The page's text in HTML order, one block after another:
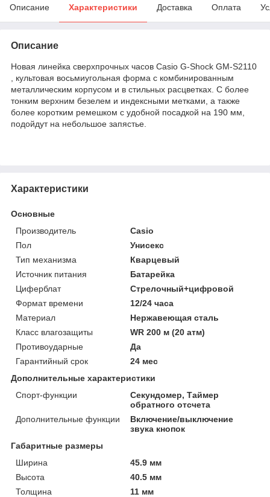
Описание Характеристики Доставка Оплата
Описание
Новая линейка сверхпрочных часов Casio G-Shock GM-S2110
, культовая восьмиугольная форма с комбинированным
металлическим корпусом и в стильных расцветках. С более
тонким верхним безелем и индексными метками, а также
более коротким ремешком с удобной посадкой на 190 мм,
подойдут на небольшое запястье.
Характеристики
Основные
Производитель
Casio
Пол
Унисекс
Тип механизма
Кварцевый
Источник питания
Батарейка
Циферблат
Стрелочный+цифровой
Формат времени
12/24 часа
Материал
Нержавеющая сталь
Класс влагозащиты
WR 200 м (20 атм)
Противоударные
Да
Гарантийный срок
24 мес
Дополнительные характеристики
Спорт-функции
Секундомер, Таймер
обратного отсчета
Дополнительные функции
Включение/выключение
звука кнопок
Габаритные размеры
Ширина
45.9 мм
Высота
40.5 мм
Толщина
11 мм